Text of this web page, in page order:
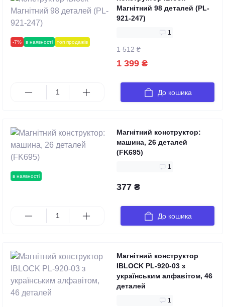
-7% в наявності топ продажів
Магнітний 98 деталей (PL-
921-247)
1
1 512 ₴
1 399 ₴
До кошика
в наявності
Магнітний конструктор:
машина, 26 деталей
(FK695)
1
377 ₴
До кошика
Магнітний конструктор
IBLOCK PL-920-03 з
українським алфавітом, 46
деталей
1